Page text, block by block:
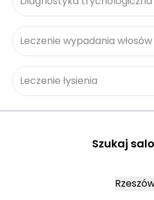
Leczenie wypadania włosów
Leczenie łysienia
Szukaj